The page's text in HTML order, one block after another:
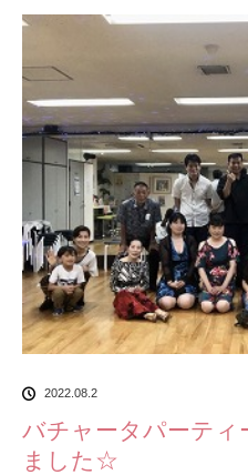
2022.08.2
バチャータパーテ
ました☆